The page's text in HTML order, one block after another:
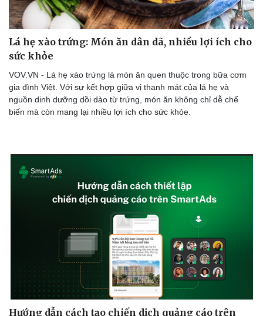
Lá hẹ xào trứng: Món ăn dân dã, nhiều lợi ích cho
sức khỏe
VOV.VN - Lá hẹ xào trứng là món ăn quen thuộc trong bữa cơm
gia đình Việt. Với sự kết hợp giữa vị thanh mát của lá hẹ và
nguồn dinh dưỡng dồi dào từ trứng, món ăn không chỉ dễ chế
biến mà còn mang lại nhiều lợi ích cho sức khỏe.
Hướng dẫn cách tạo chiến dịch quảng cáo trên